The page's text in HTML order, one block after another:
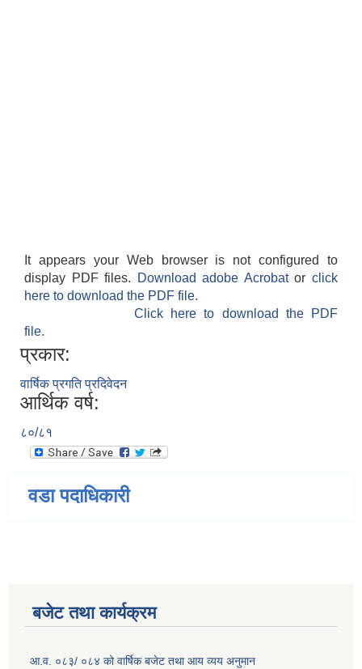
It appears your Web browser is not configured to
display PDF files.
Download adobe Acrobatorclick
here to download the PDF file.
Click here to download the PDF
file.
प्रकार:
वार्षिक प्रगति प्रदिवेदन
आर्थिक वर्ष:
८०/८१
वडा पदाधिकारी
बजेट तथा कार्यक्रम
आ.व. ०८३/ ०८४ को वार्षिक बजेट तथा आय व्यय अनुमान